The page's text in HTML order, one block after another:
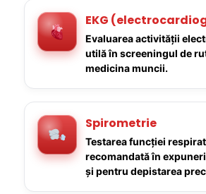
EKG
Evaluarea activității
utilă în screeningul de
medicina muncii.
Spirometrie
Testarea funcției
recomandată în
și pentru depistarea